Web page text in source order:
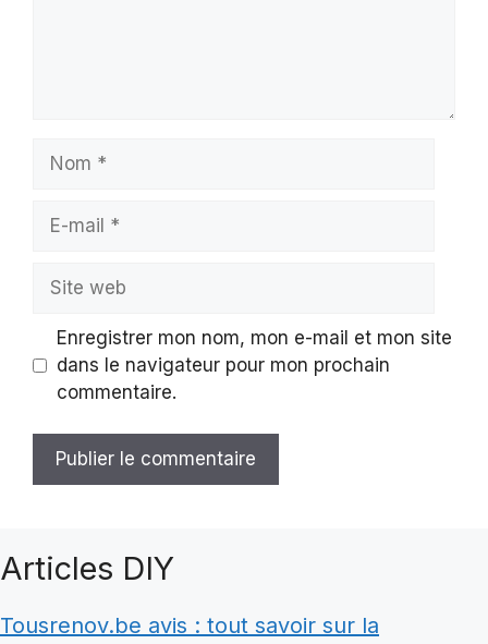
mail
web
Enregistrer mon nom, mon e-mail et mon site
dans le navigateur pour mon prochain
commentaire.
Articles DIY
Tousrenov.be avis : tout savoir sur la